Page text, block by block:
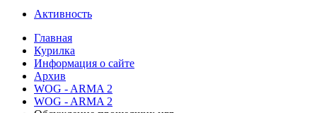
Активность
Главная
Курилка
Информация о сайте
Архив
WOG - ARMA 2
WOG - ARMA 2